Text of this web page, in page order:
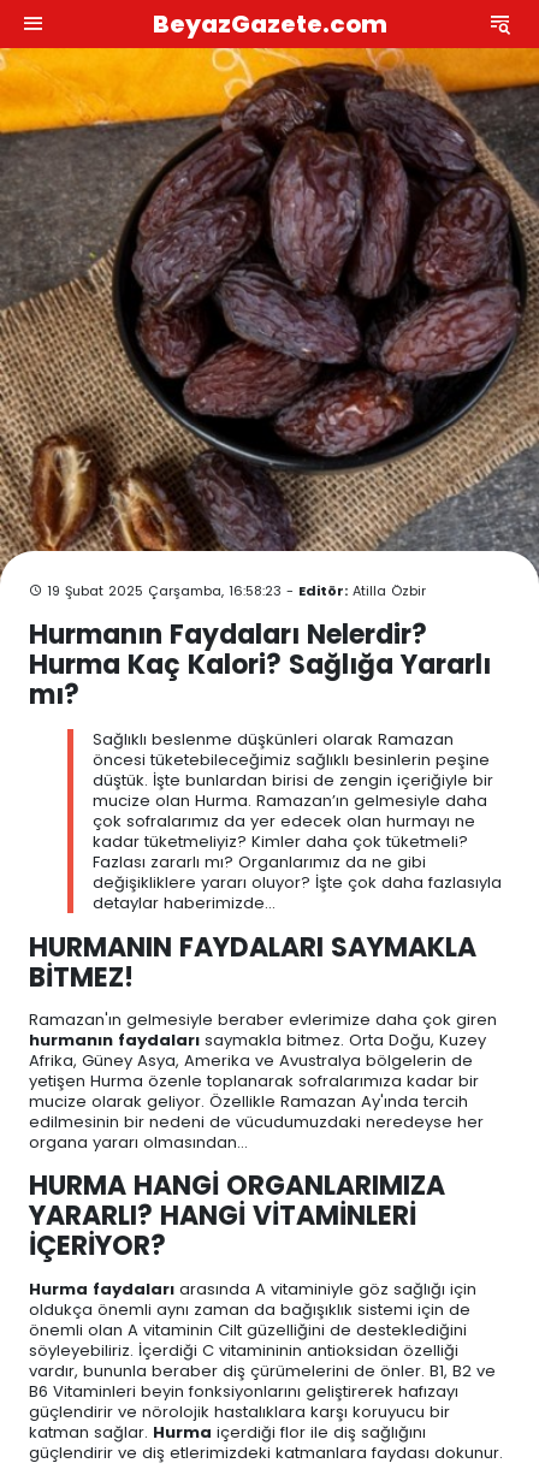
BeyazGazete.com
19 Şubat 2025 Çarşamba, 16:58:23 - Editör: Atilla Özbir
Hurmanın Faydaları Nelerdir?
Hurma Kaç Kalori? Sağlığa Yararlı
mı?
Sağlıklı beslenme düşkünleri olarak Ramazan
öncesi tüketebileceğimiz sağlıklı besinlerin peşine
düştük. İşte bunlardan birisi de zengin içeriğiyle bir
mucize olan Hurma. Ramazan’ın gelmesiyle daha
çok sofralarımız da yer edecek olan hurmayı ne
kadar tüketmeliyiz? Kimler daha çok tüketmeli?
Fazlası zararlı mı? Organlarımız da ne gibi
değişikliklere yararı oluyor? İşte çok daha fazlasıyla
detaylar haberimizde…
HURMANIN FAYDALARI SAYMAKLA
BİTMEZ!
Ramazan'ın gelmesiyle beraber evlerimize daha çok giren
hurmanın faydaları saymakla bitmez. Orta Doğu, Kuzey
Afrika, Güney Asya, Amerika ve Avustralya bölgelerin de
yetişen Hurma özenle toplanarak sofralarımıza kadar bir
mucize olarak geliyor. Özellikle Ramazan Ay'ında tercih
edilmesinin bir nedeni de vücudumuzdaki neredeyse her
organa yararı olmasından…
HURMA HANGİ ORGANLARIMIZA
YARARLI? HANGİ VİTAMİNLERİ
İÇERİYOR?
Hurma faydaları arasında A vitaminiyle göz sağlığı için
oldukça önemli aynı zaman da bağışıklık sistemi için de
önemli olan A vitaminin Cilt güzelliğini de desteklediğini
söyleyebiliriz. İçerdiği C vitamininin antioksidan özelliği
vardır, bununla beraber diş çürümelerini de önler. B1, B2 ve
B6 Vitaminleri beyin fonksiyonlarını geliştirerek hafızayı
güçlendirir ve nörolojik hastalıklara karşı koruyucu bir
katman sağlar. Hurma içerdiği flor ile diş sağlığını
güçlendirir ve diş etlerimizdeki katmanlara faydası dokunur.